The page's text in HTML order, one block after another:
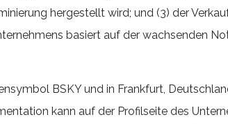
hergestellt wird; und (3) der
basiert auf der wachsenden
BSKY und in Frankfurt,
kann auf der Profilseite des